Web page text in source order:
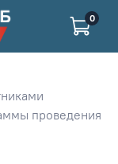
0
проведения